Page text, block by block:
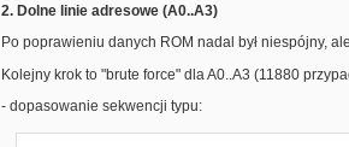
2. Dolne linie adresowe (A0..A3)
Po poprawieniu danych ROM nadal był niespójny,
Kolejny krok to "brute force" dla A0..A3 (11880
- dopasowanie sekwencji typu: